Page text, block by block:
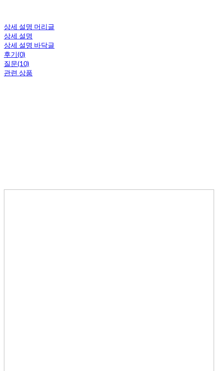
상세 설명 머리글
상세 설명
상세 설명 바닥글
후기(0)
질문(10)
관련 상품